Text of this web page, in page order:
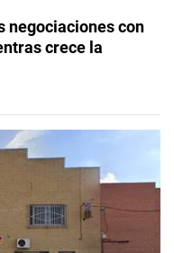
negociaciones con
crece la